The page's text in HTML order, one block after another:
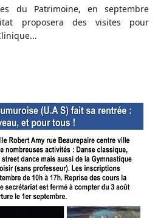
du Patrimoine, en septembre
proposera des visites pour